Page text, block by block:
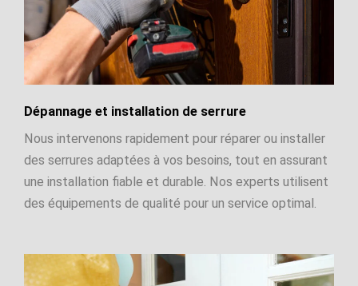
Dépannage et installation de serrure
Nous intervenons rapidement pour réparer ou installer
des serrures adaptées à vos besoins, tout en assurant
une installation fiable et durable. Nos experts utilisent
des équipements de qualité pour un service optimal.